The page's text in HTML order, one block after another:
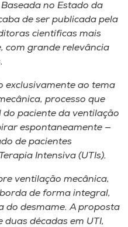
no Estado da
de ser publicada pela
científicas mais
com grande relevância
exclusivamente ao tema
processo que
paciente da ventilação
espontaneamente —
de pacientes
Intensiva (UTIs).
ventilação mecânica,
de forma integral,
do desmame. A proposta
décadas em UTI,